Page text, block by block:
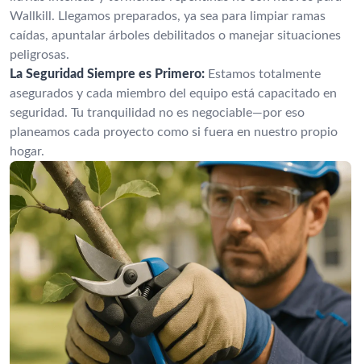
Wallkill. Llegamos preparados, ya sea para limpiar ramas
caídas, apuntalar árboles debilitados o manejar situaciones
peligrosas.
La Seguridad Siempre es Primero: Estamos totalmente
asegurados y cada miembro del equipo está capacitado en
seguridad. Tu tranquilidad no es negociable—por eso
planeamos cada proyecto como si fuera en nuestro propio
hogar.